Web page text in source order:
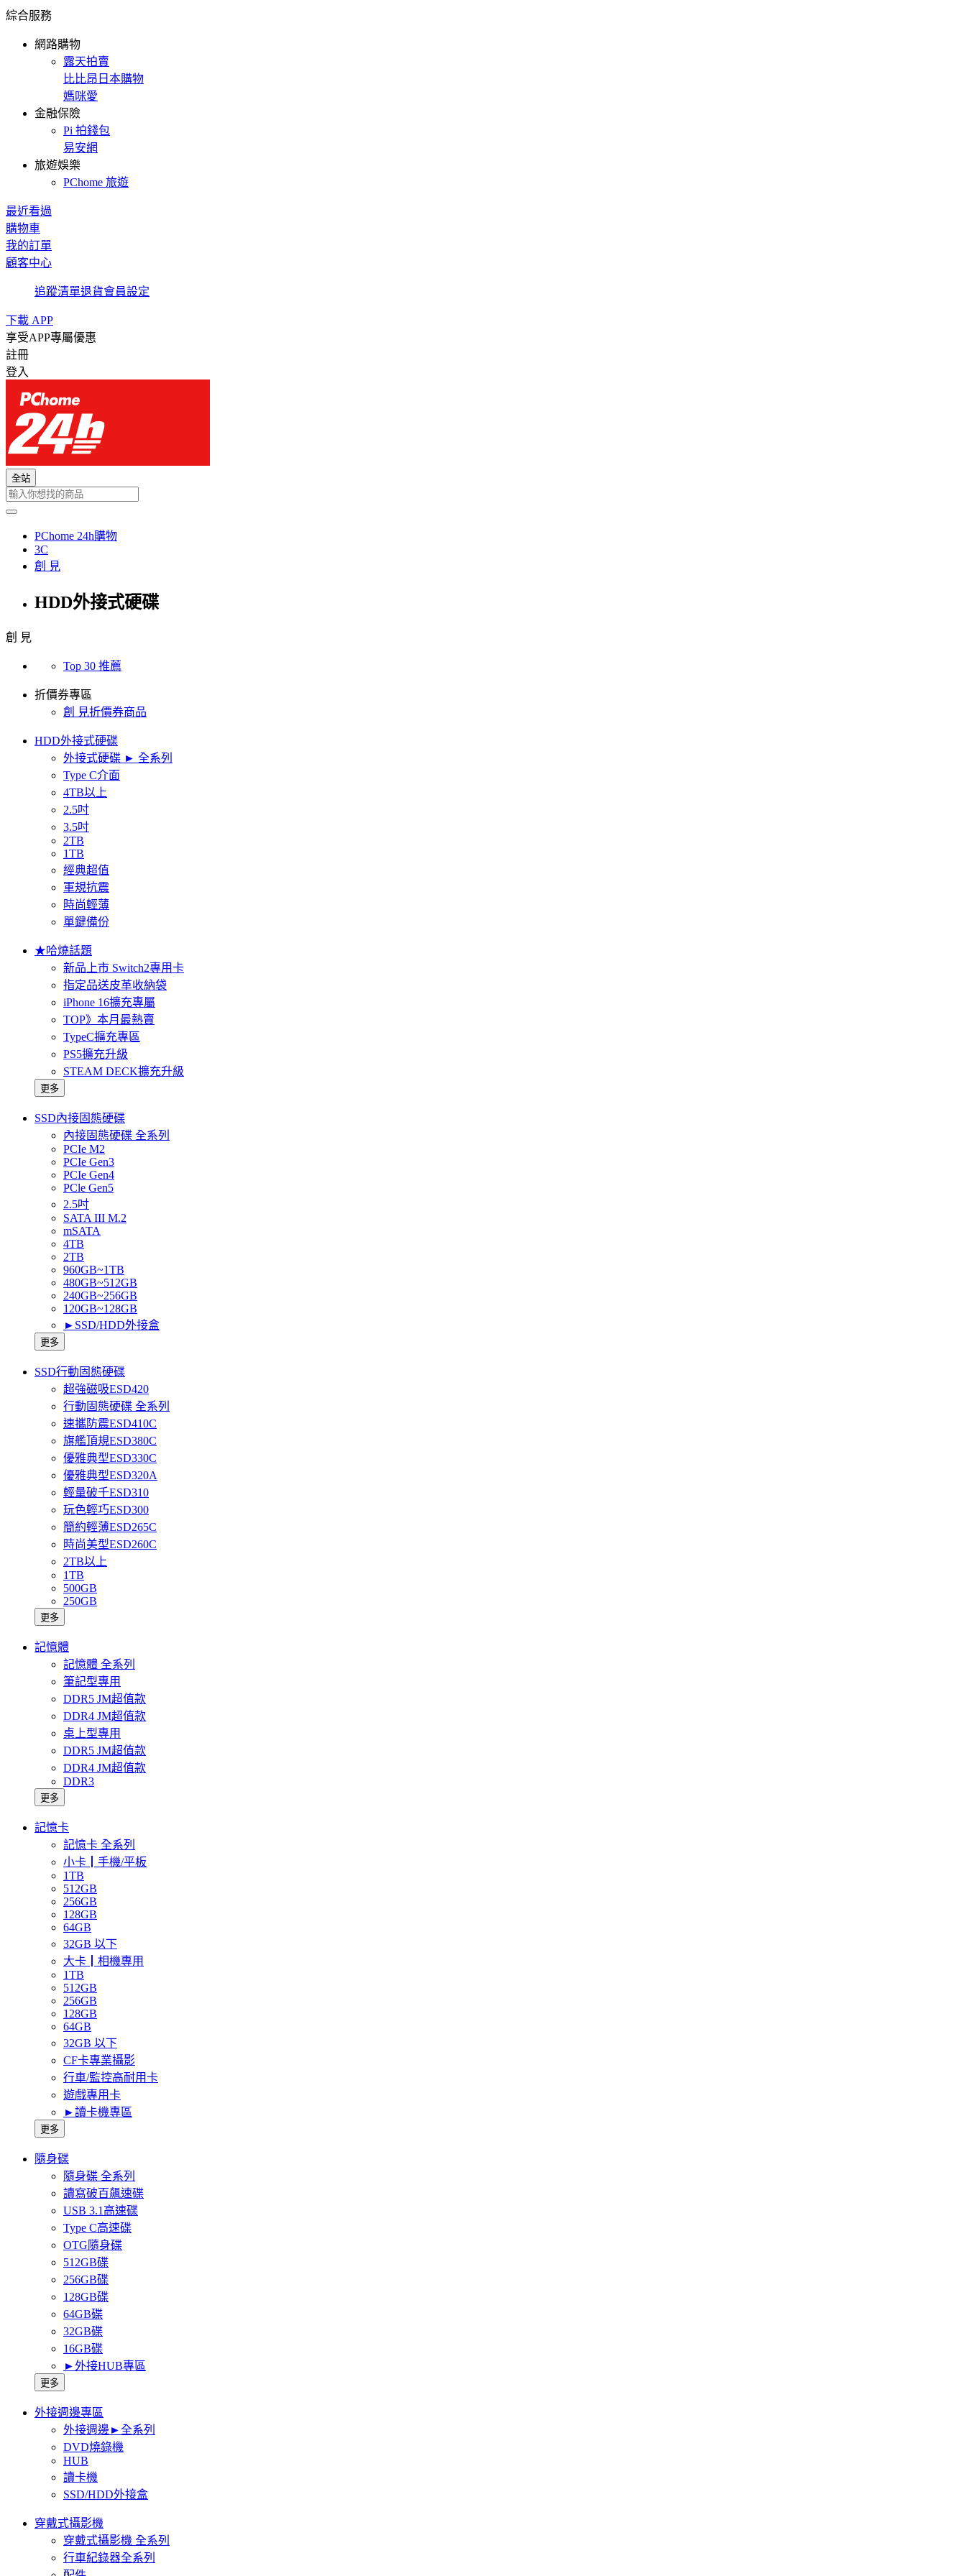
綜合服務
網路購物
露天拍賣
比比昂日本購物
媽咪愛
金融保險
Pi 拍錢包
易安網
旅遊娛樂
PChome 旅遊
最近看過
購物車
我的訂單
顧客中心
追蹤清單退貨會員設定
下載 APP
享受APP專屬優惠
註冊
登入
全站
PChome 24h購物
3C
創 見
HDD外接式硬碟
創 見
Top 30 推薦
折價券專區
創 見折價券商品
HDD外接式硬碟
外接式硬碟 ► 全系列
Type C介面
4TB以上
2.5吋
3.5吋
2TB
1TB
經典超值
軍規抗震
時尚輕薄
單鍵備份
★哈燒話題
新品上市 Switch2專用卡
指定品送皮革收納袋
iPhone 16擴充專屬
TOP》本月最熱賣
TypeC擴充專區
PS5擴充升級
STEAM DECK擴充升級
更多
SSD內接固態硬碟
內接固態硬碟 全系列
PCIe M2
PCIe Gen3
PCIe Gen4
PCle Gen5
2.5吋
SATA III M.2
mSATA
4TB
2TB
960GB~1TB
480GB~512GB
240GB~256GB
120GB~128GB
►SSD/HDD外接盒
更多
SSD行動固態硬碟
超強磁吸ESD420
行動固態硬碟 全系列
速攜防震ESD410C
旗艦頂規ESD380C
優雅典型ESD330C
優雅典型ESD320A
輕量破千ESD310
玩色輕巧ESD300
簡約輕薄ESD265C
時尚美型ESD260C
2TB以上
1TB
500GB
250GB
更多
記憶體
記憶體 全系列
筆記型專用
DDR5 JM超值款
DDR4 JM超值款
桌上型專用
DDR5 JM超值款
DDR4 JM超值款
DDR3
更多
記憶卡
記憶卡 全系列
小卡┃手機/平板
1TB
512GB
256GB
128GB
64GB
32GB 以下
大卡┃相機專用
1TB
512GB
256GB
128GB
64GB
32GB 以下
CF卡專業攝影
行車/監控高耐用卡
遊戲專用卡
►讀卡機專區
更多
隨身碟
隨身碟 全系列
讀寫破百飆速碟
USB 3.1高速碟
Type C高速碟
OTG隨身碟
512GB碟
256GB碟
128GB碟
64GB碟
32GB碟
16GB碟
►外接HUB專區
更多
外接週邊專區
外接週邊►全系列
DVD燒錄機
HUB
讀卡機
SSD/HDD外接盒
穿戴式攝影機
穿戴式攝影機 全系列
行車紀錄器全系列